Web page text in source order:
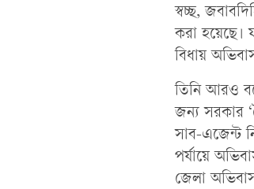
স্বচ্ছ,
করা হয়েছে।
বিধায়
তিনি আরও
জন্য সরকার
সাব-এজেন্ট
পর্যায়ে
জেলা